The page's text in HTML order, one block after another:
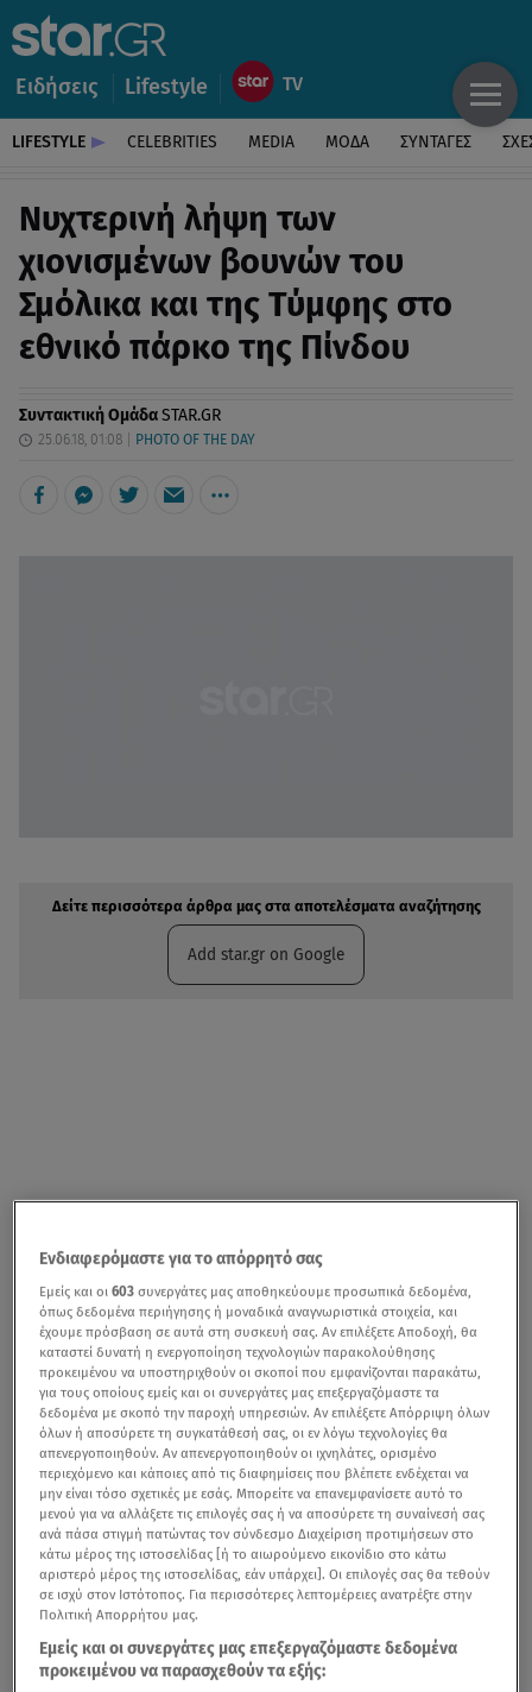
Ειδήσεις Lifestyle
LIFESTYLE CELEBRITIES MEDIA ΜΟΔΑ ΣΥΝΤΑΓΕΣ
Νυχτερινή λήψη των
χιονισμένων βουνών του
Σμόλικα και της Τύμφης στο
εθνικό πάρκο της Πίνδου
Συντακτική ΟμάδαSTAR.GR
25.06.18, 01:08 PHOTO OF THE DAY
Δείτε περισσότερα άρθρα μας στα αποτελέσματα αναζήτησης
Add star.gr on Google
Ενδιαφερόμαστε για το απόρρητό σας
Εμείς και οι603 συνεργάτες μας αποθηκεύουμε προσωπικά δεδομένα,
όπως δεδομένα περιήγησης ή μοναδικά αναγνωριστικά στοιχεία, και
έχουμε πρόσβαση σε αυτά στη συσκευή σας. Αν επιλέξετε Αποδοχή, θα
καταστεί δυνατή η ενεργοποίηση τεχνολογιών παρακολούθησης
προκειμένου να υποστηριχθούν οι σκοποί που εμφανίζονται παρακάτω,
για τους οποίους εμείς και οι συνεργάτες μας επεξεργαζόμαστε τα
δεδομένα με σκοπό την παροχή υπηρεσιών. Αν επιλέξετε Απόρριψη όλων
όλων ή αποσύρετε τη συγκατάθεσή σας, οι εν λόγω τεχνολογίες θα
απενεργοποιηθούν. Αν απενεργοποιηθούν οι ιχνηλάτες, ορισμένο
περιεχόμενο και κάποιες από τις διαφημίσεις που βλέπετε ενδέχεται να
μην είναι τόσο σχετικές με εσάς. Μπορείτε να επανεμφανίσετε αυτό το
μενού για να αλλάξετε τις επιλογές σας ή να αποσύρετε τη συναίνεσή σας
ανά πάσα στιγμή πατώντας τον σύνδεσμο Διαχείριση προτιμήσεων στο
κάτω μέρος της ιστοσελίδας [ή το αιωρούμενο εικονίδιο στο κάτω
αριστερό μέρος της ιστοσελίδας, εάν υπάρχει]. Οι επιλογές σας θα τεθούν
σε ισχύ στον Ιστότοπος. Για περισσότερες λεπτομέρειες ανατρέξτε στην
Πολιτική Απορρήτου μας.
Εμείς και οι συνεργάτες μας επεξεργαζόμαστε δεδομένα
προκειμένου να παρασχεθούν τα εξής: